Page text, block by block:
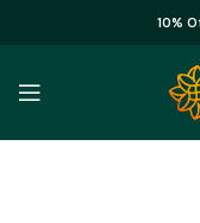
10%